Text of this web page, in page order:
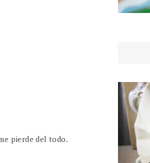
pierde del todo.